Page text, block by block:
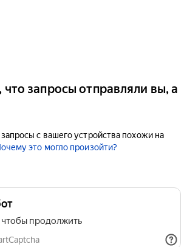
запросы отправляли вы, а
с вашего устройства похожи на
это могло произойти?
продолжить